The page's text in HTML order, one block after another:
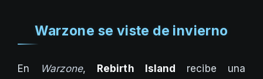
Warzone se viste de invierno
En Warzone, Rebirth Island
recibe una